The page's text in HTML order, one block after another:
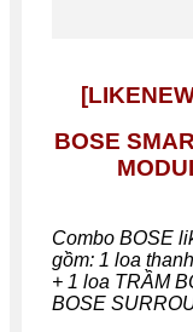
BOSE
Combo BOSE
gồm: 1 loa
+ 1 loa TRẦM
BOSE